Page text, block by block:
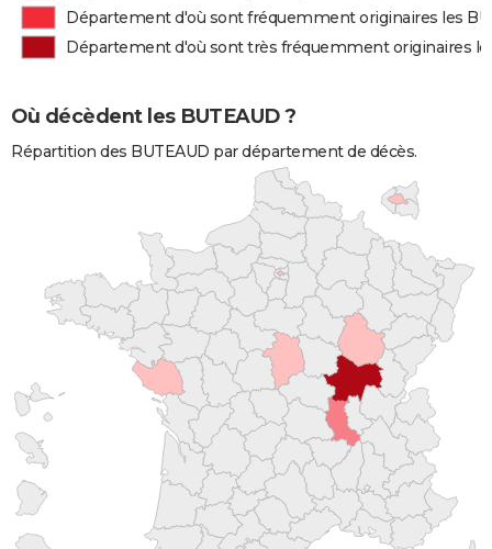
Département d'où sont fréquemment originaires les
Département d'où sont très fréquemment originaires
Où décèdent les BUTEAUD ?
Répartition des BUTEAUD par département de décès.